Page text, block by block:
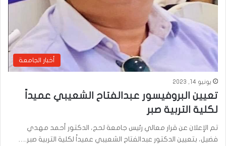
أخبار الجامعة
يونيو 14, 2023
تعيين البروفيسور عبدالفتاح الشعيبي عميداً
لكلية التربية صبر
تم الإعلان عن قرار معالي رئيس جامعة لحج، الدكتور أحمد مهدي
فضيل، بتعيين الدكتور عبدالفتاح الشعيبي عميداً لكلية التربية صبر.…